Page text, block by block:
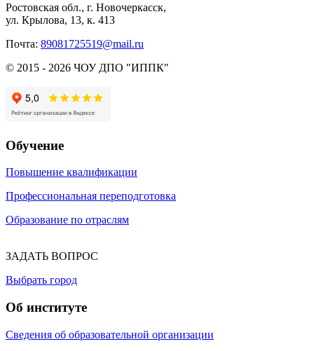
Ростовская обл., г. Новочеркасск,
ул. Крылова, 13, к. 413
Почта: 89081725519@mail.ru
© 2015 - 2026 ЧОУ ДПО "ИППК"
Обучение
Повышение квалификации
Профессиональная переподготовка
Образование по отраслям
ЗАДАТЬ ВОПРОС
Выбрать город
Об институте
Сведения об образовательной организации